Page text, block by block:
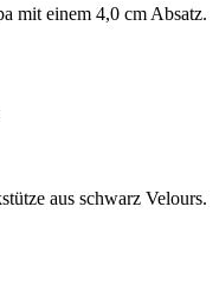
mit einem 4,0 cm Absatz.
aus schwarz Velours.